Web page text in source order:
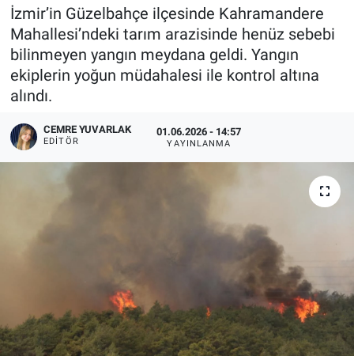
İzmir’in Güzelbahçe ilçesinde Kahramandere
Mahallesi’ndeki tarım arazisinde henüz sebebi
bilinmeyen yangın meydana geldi. Yangın
ekiplerin yoğun müdahalesi ile kontrol altına
alındı.
CEMRE YUVARLAK
EDITÖR
01.06.2026 - 14:57
YAYINLANMA